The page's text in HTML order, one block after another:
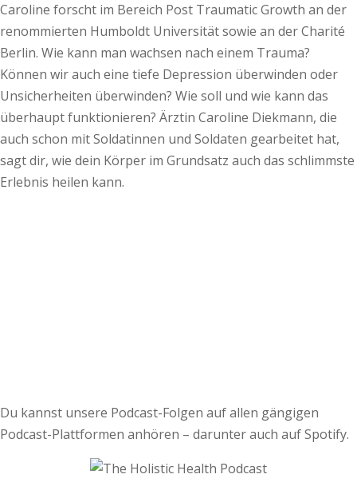
Caroline forscht im Bereich Post Traumatic Growth an der
renommierten Humboldt Universität sowie an der Charité
Berlin. Wie kann man wachsen nach einem Trauma?
Können wir auch eine tiefe Depression überwinden oder
Unsicherheiten überwinden? Wie soll und wie kann das
überhaupt funktionieren? Ärztin Caroline Diekmann, die
auch schon mit Soldatinnen und Soldaten gearbeitet hat,
sagt dir, wie dein Körper im Grundsatz auch das schlimmste
Erlebnis heilen kann.
Du kannst unsere Podcast-Folgen auf allen gängigen
Podcast-Plattformen anhören – darunter auch auf Spotify.